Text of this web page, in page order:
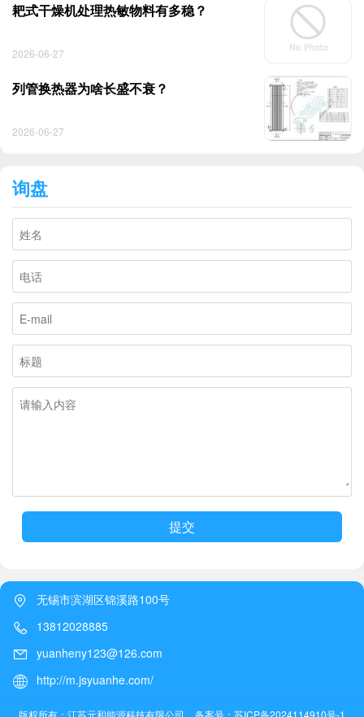
耙式干燥机处理热敏物料有多稳？
2026-06-27
列管换热器为啥长盛不衰？
2026-06-27
询盘
提交
无锡市滨湖区锦溪路100号
13812028885
yuanheny123@126.com
http://m.jsyuanhe.com/